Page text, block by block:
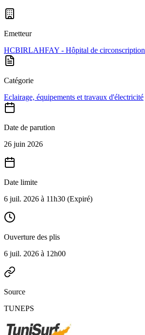
Emetteur
HCBIRLAHFAY - Hôpital de
Catégorie
Eclairage, équipements et travaux d'électricité
Date de parution
26 juin 2026
Date limite
6 juil. 2026 à 11h30 (Expiré)
Ouverture des plis
6 juil. 2026 à 12h00
Source
TUNEPS